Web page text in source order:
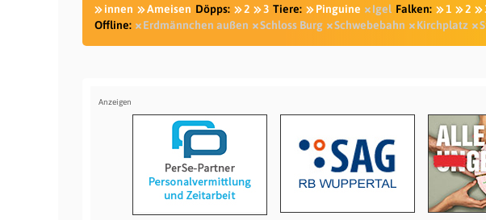
innen
Ameisen Döpps: 2 3 Tiere: Pinguine Igel Falken: 1 2
Offline:
Erdmännchen außen Schloss Burg Schwebebahn Kirchplatz